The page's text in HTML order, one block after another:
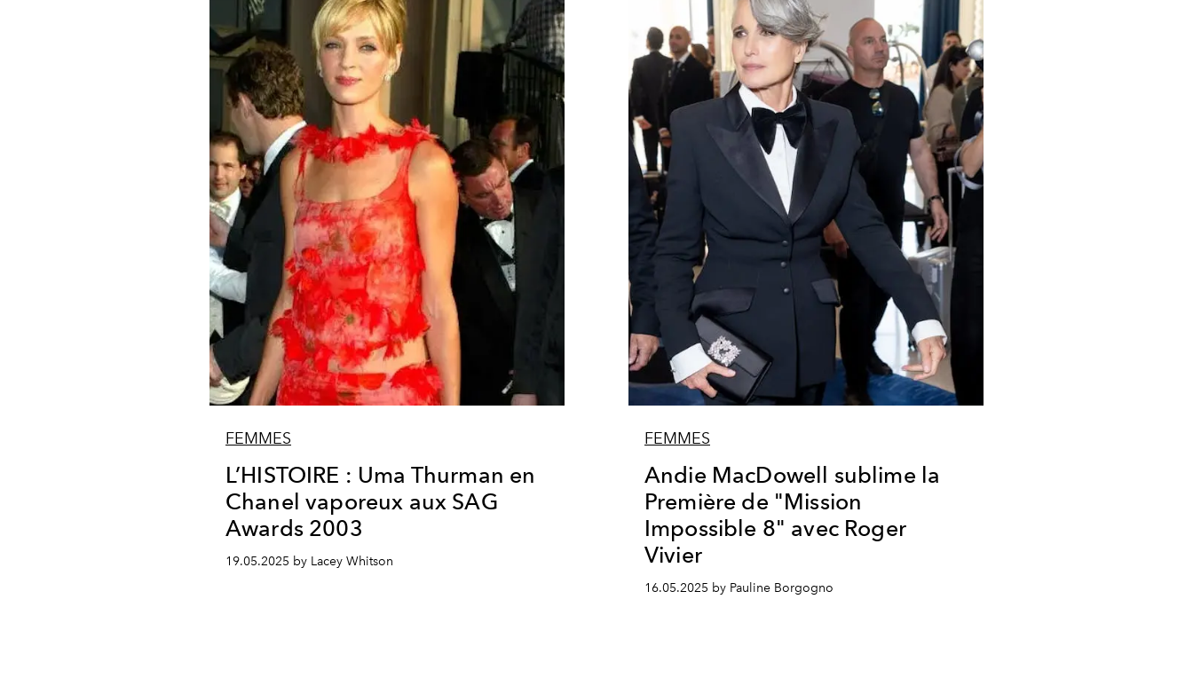
FEMMES
L’HISTOIRE : Uma Thurman en
Chanel vaporeux aux SAG
Awards 2003
19.05.2025 by Lacey Whitson
FEMMES
Andie MacDowell sublime la
Première de "Mission
Impossible 8" avec Roger
Vivier
16.05.2025 by Pauline Borgogno